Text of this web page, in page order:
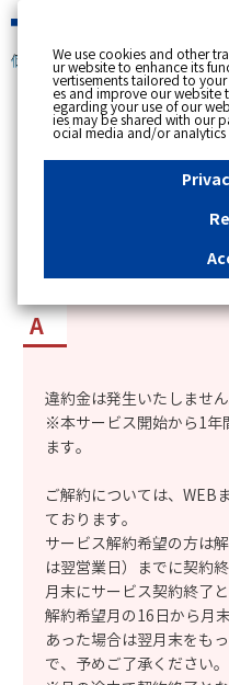
個人のお客さま
[ トップへ戻る ]
カテゴリー表示
更新日時 : 2026/
「ガス機器スペシ
合、違約金は発生す
違約金は発生いたしません
※本サービス開始から1年
ます。
ご解約については、WEB
ております。
サービス解約希望の方は
は翌営業日）までに契約
月末にサービス契約終了と
解約希望月の16日から月
あった場合は翌月末をも
で、予めご了承ください。
We use cookies and other
ur website to enhance its
vertisements tailored to
es and improve our website
egarding your use of our
ies may be shared with our
ocial media and/or analytics
bine the data shared by us
ded to them or that they
ervices or other websites to
ts delivered to you by
essary Cookies, please click
of all Cookies, please click
u can change your consent
"Privacy Settings"
our browser's "Settings".
site, please refer to the link
y